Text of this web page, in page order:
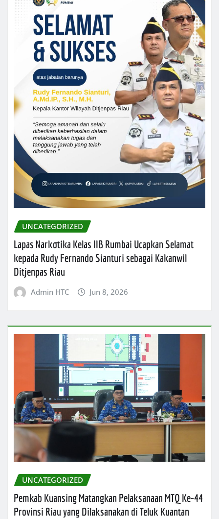
UNCATEGORIZED
Lapas Narkotika Kelas IIB Rumbai Ucapkan Selamat
kepada Rudy Fernando Sianturi sebagai Kakanwil
Ditjenpas Riau
Admin HTC Jun 8, 2026
UNCATEGORIZED
Pemkab Kuansing Matangkan Pelaksanaan MTQ Ke-44
Provinsi Riau yang Dilaksanakan di Teluk Kuantan